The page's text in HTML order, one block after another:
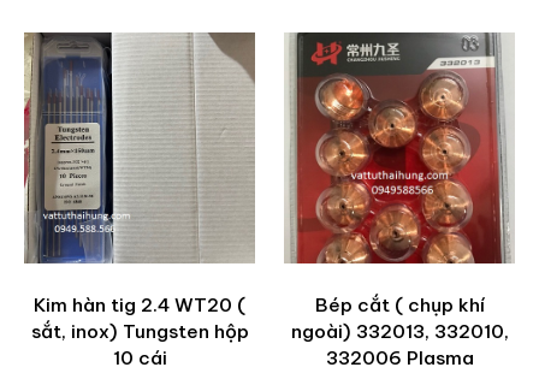
Kim hàn tig 2.4 WT20 (
sắt, inox) Tungsten hộp
10 cái
Bép cắt ( chụp khí
ngoài) 332013, 332010,
332006 Plasma